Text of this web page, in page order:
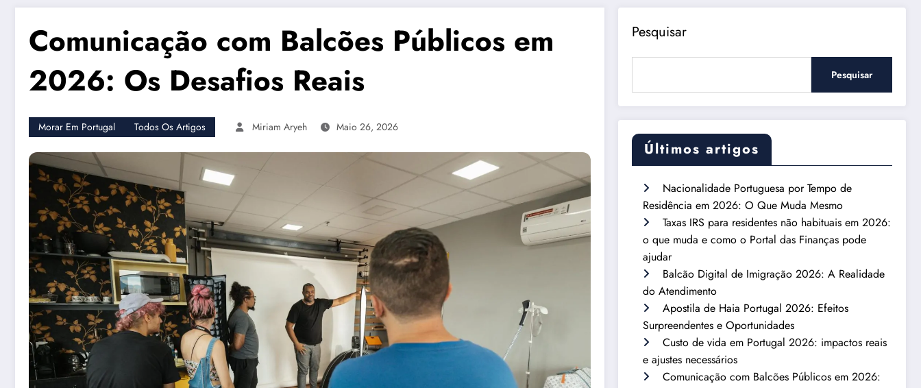
Comunicação com Balcões Públicos em
2026: Os Desafios Reais
Morar Em Portugal Todos Os Artigos Miriam Aryeh Maio 26, 2026
Pesquisar
Pesquisar
Últimos artigos
Nacionalidade Portuguesa por Tempo de
Residência em 2026: O Que Muda Mesmo
Taxas IRS para residentes não habituais em 2026:
o que muda e como o Portal das Finanças pode
ajudar
Balcão Digital de Imigração 2026: A Realidade
do Atendimento
Apostila de Haia Portugal 2026: Efeitos
Surpreendentes e Oportunidades
Custo de vida em Portugal 2026: impactos reais
e ajustes necessários
Comunicação com Balcões Públicos em 2026: